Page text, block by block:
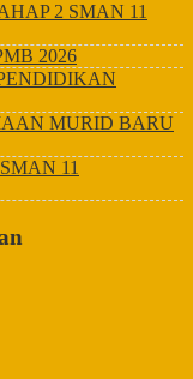
2 SMAN 11
2026
MURID BARU
11